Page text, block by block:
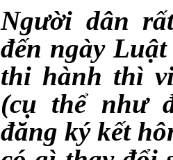
Người dân
đến ngày
thi hành thì
(cụ thể như
đăng ký kết